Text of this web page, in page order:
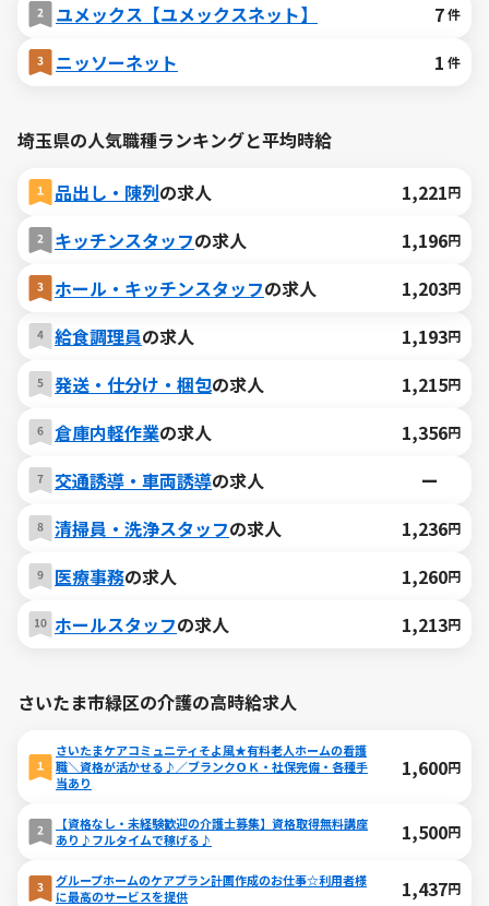
ユメックス【ユメックスネット】 7件
ニッソーネット 1 件
埼玉県の人気職種ランキングと平均時給
品出し・陳列の求人 1,221円
キッチンスタッフの求人 1,196円
ホール・キッチンスタッフの求人 1,203円
給食調理員の求人 1,193円
発送・仕分け・梱包の求人 1,215円
倉庫内軽作業の求人 1,356円
交通誘導・車両誘導の求人
ー
清掃員・洗浄スタッフの求人 1,236円
医療事務の求人 1,260円
ホールスタッフの求人 1,213円
さいたま市緑区の介護の高時給求人
さいたまケアコミュニティそよ風★有料老人ホームの看護
職＼資格が活かせる♪／ブランクＯＫ・社保完備・各種手
当あり
1,600円
【資格なし・未経験歓迎の介護士募集】資格取得無料講座
あり♪フルタイムで稼げる♪
1,500円
グループホームのケアプラン計画作成のお仕事☆利用者様
に最高のサービスを提供
1,437円